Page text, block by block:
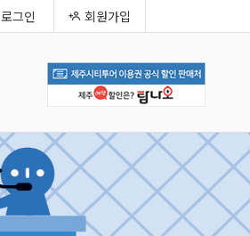
로그인 회원가입